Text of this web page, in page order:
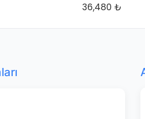
36,480 ₺